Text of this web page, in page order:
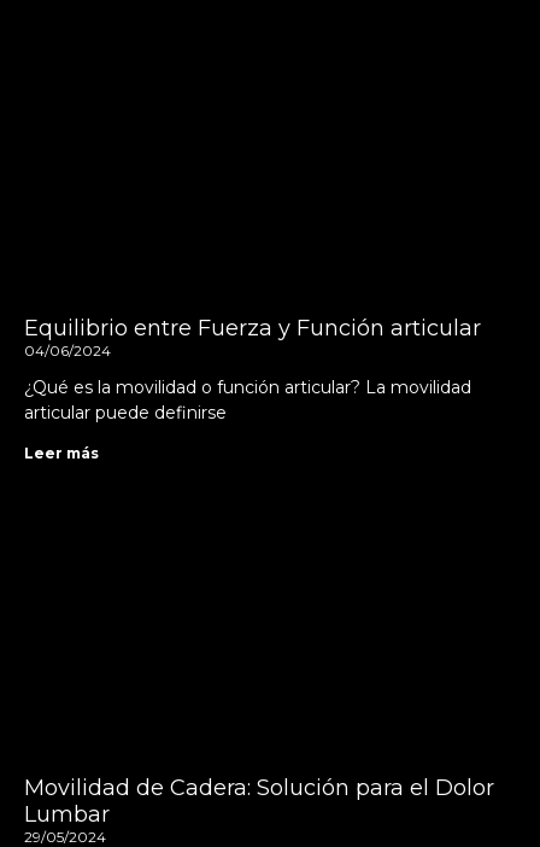
Equilibrio entre Fuerza y Función articular
04/06/2024
¿Qué es la movilidad o función articular? La movilidad
articular puede definirse
Leer más
Movilidad de Cadera: Solución para el Dolor
Lumbar
29/05/2024